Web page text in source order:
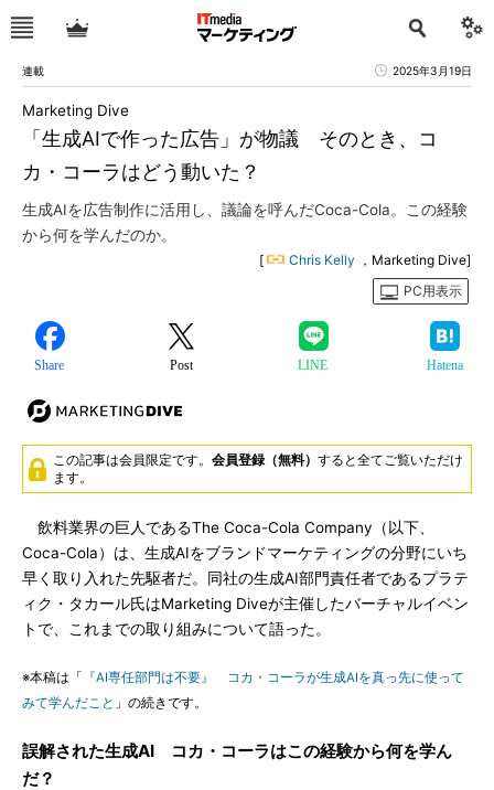
連載 2025年3月19日
「生成AIで作った広告」が物議 そのとき、コ
カ・コーラはどう動いた？
Marketing Dive
生成AIを広告制作に活用し、議論を呼んだCoca-Cola。この経験
から何を学んだのか。
[ Chris Kelly ，Marketing Dive]
PC用表示
Share Post LINE Hatena
この記事は会員限定です。 会員登録（無料） すると全てご覧いただけ
ます。
飲料業界の巨人であるThe Coca-Cola Company（以下、
Coca-Cola）は、生成AIをブランドマーケティングの分野にいち
早く取り入れた先駆者だ。同社の生成AI部門責任者であるプラテ
ィク・タカール氏はMarketing Diveが主催したバーチャルイベン
トで、これまでの取り組みについて語った。
※本稿は「
『AI専任部門は不要』 コカ・コーラが生成AIを真っ先に使って
みて学んだこと 」の続きです。
誤解された生成AI コカ・コーラはこの経験から何を学ん
だ？